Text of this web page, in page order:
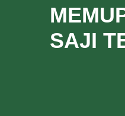
SAJI